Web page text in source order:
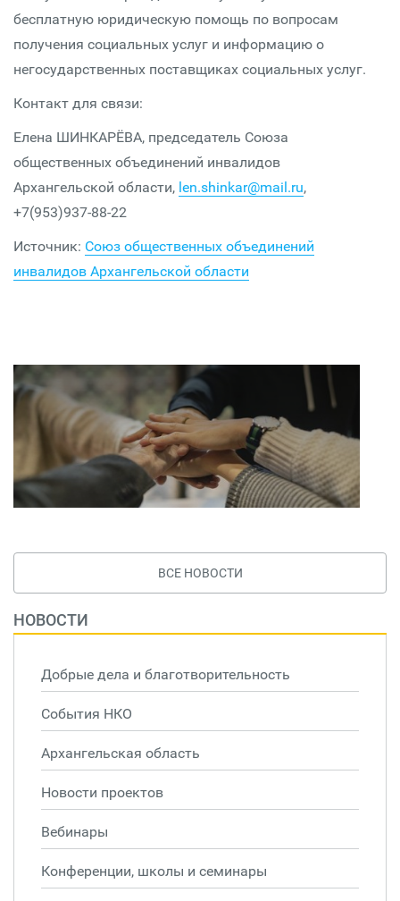
бесплатную юридическую помощь по вопросам
получения социальных услуг и информацию о
негосударственных поставщиках социальных услуг.
Контакт для связи:
Елена ШИНКАРЁВА, председатель Союза
общественных объединений инвалидов
Архангельской области, len.shinkar@mail.ru,
+7(953)937-88-22
Источник: Союз общественных объединений
инвалидов Архангельской области
ВСЕ НОВОСТИ
НОВОСТИ
Добрые дела и благотворительность
События НКО
Архангельская область
Новости проектов
Вебинары
Конференции, школы и семинары